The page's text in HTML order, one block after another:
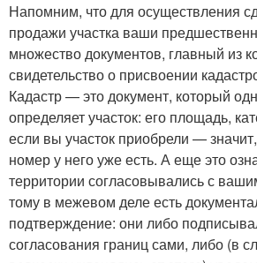
Напомним, что для осуществления
продажи участка ваши
множество документов, главный из
свидетельство о присвоении
Кадастр — это документ, который
определяет участок: его площадь,
если вы участок приобрели —
номер у него уже есть. А еще это
территории согласовывались с
тому в межевом деле есть
подтверждение: они либо
согласования границ сами, либо (в